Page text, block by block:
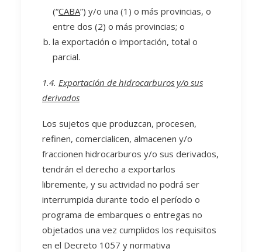
(“CABA”) y/o una (1) o más provincias, o
entre dos (2) o más provincias; o
la exportación o importación, total o
parcial.
1.4. Exportación de hidrocarburos y/o sus
derivados
Los sujetos que produzcan, procesen,
refinen, comercialicen, almacenen y/o
fraccionen hidrocarburos y/o sus derivados,
tendrán el derecho a exportarlos
libremente, y su actividad no podrá ser
interrumpida durante todo el período o
programa de embarques o entregas no
objetados una vez cumplidos los requisitos
en el Decreto 1057 y normativa